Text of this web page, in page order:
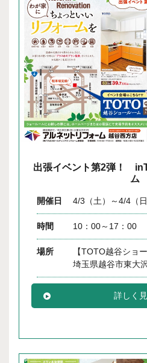
出張イベント第2弾！
ム
開催日 4/3（土）～4/4（日
時間 10：00～17：00
場所
【TOTO越谷ショ
埼玉県越谷市東大
詳しく